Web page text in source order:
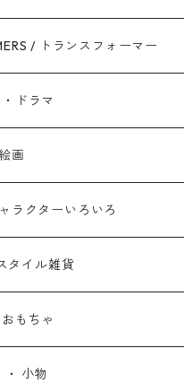
クサイド
イトサイド
・シリーズ
リロジー
シリーズ
・アニメ
・コラボ
ドウ
ー
ーベル
レンジ
・オブ・ギャラクシー
イド
ツェル
グ・ニモ / ドリー
ィブル
リーグ
ン
ン
/ トランスフォーマー
ドラマ
画
ラクターいろいろ
ン
ヌーピー
タイル雑貨
パ雑貨
もちゃ
フィギュア
・ 小物